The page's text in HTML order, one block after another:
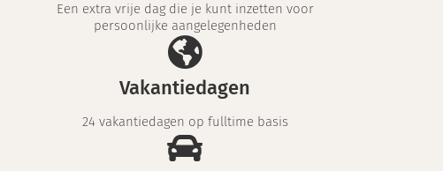
Een extra vrije dag die je kunt inzetten voor
persoonlijke aangelegenheden
Vakantiedagen
24 vakantiedagen op fulltime basis